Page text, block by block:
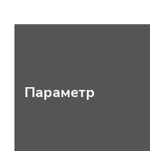
Параметр